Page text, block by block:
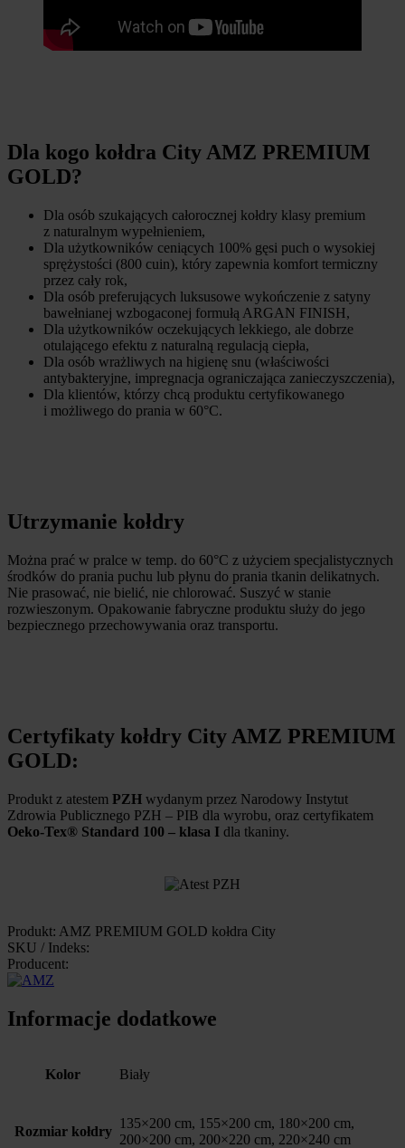
Dla kogo kołdra City AMZ PREMIUM
GOLD?
Dla osób szukających całorocznej kołdry klasy premium
z naturalnym wypełnieniem,
Dla użytkowników ceniących 100% gęsi puch o wysokiej
sprężystości (800 cuin), który zapewnia komfort termiczny
przez cały rok,
Dla osób preferujących luksusowe wykończenie z satyny
bawełnianej wzbogaconej formułą ARGAN FINISH,
Dla użytkowników oczekujących lekkiego, ale dobrze
otulającego efektu z naturalną regulacją ciepła,
Dla osób wrażliwych na higienę snu (właściwości
antybakteryjne, impregnacja ograniczająca zanieczyszczenia),
Dla klientów, którzy chcą produktu certyfikowanego
i możliwego do prania w 60°C.
Utrzymanie kołdry
Można prać w pralce w temp. do 60°C z użyciem specjalistycznych
środków do prania puchu lub płynu do prania tkanin delikatnych.
Nie prasować, nie bielić, nie chlorować. Suszyć w stanie
rozwieszonym. Opakowanie fabryczne produktu służy do jego
bezpiecznego przechowywania oraz transportu.
Certyfikaty kołdry City AMZ PREMIUM
GOLD:
Produkt z atestem PZH wydanym przez Narodowy Instytut
Zdrowia Publicznego PZH – PIB dla wyrobu, oraz certyfikatem
Oeko-Tex® Standard 100 – klasa I dla tkaniny.
Produkt: AMZ PREMIUM GOLD kołdra City
SKU / Indeks:
Producent:
Informacje dodatkowe
Kolor Biały
Rozmiar kołdry
135×200 cm, 155×200 cm, 180×200 cm,
200×200 cm, 200×220 cm, 220×240 cm